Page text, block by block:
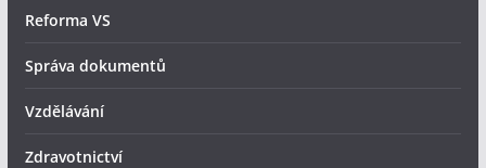
Reforma VS
Správa dokumentů
Vzdělávání
Zdravotnictví